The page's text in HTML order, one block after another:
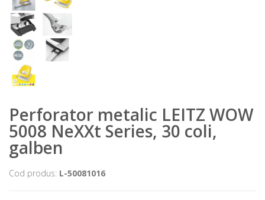
Perforator metalic LEITZ WOW
5008 NeXXt Series, 30 coli,
galben
Cod produs: L-50081016